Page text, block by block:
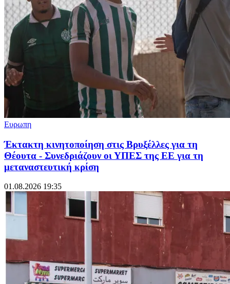
Ευρωπη
Έκτακτη κινητοποίηση στις Βρυξέλλες για τη
Θέουτα - Συνεδριάζουν οι ΥΠΕΣ της ΕΕ για τη
μεταναστευτική κρίση
01.08.2026 19:35